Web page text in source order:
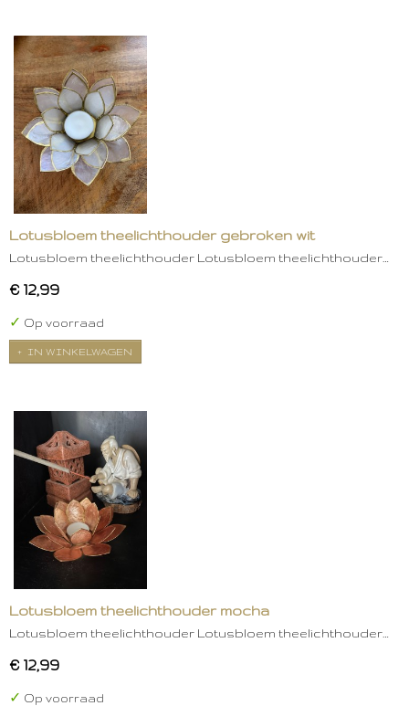
Lotusbloem theelichthouder gebroken wit
Lotusbloem theelichthouder Lotusbloem theelichthouder…
€ 12,99
✓ Op voorraad
IN WINKELWAGEN
Lotusbloem theelichthouder mocha
Lotusbloem theelichthouder Lotusbloem theelichthouder…
€ 12,99
✓ Op voorraad